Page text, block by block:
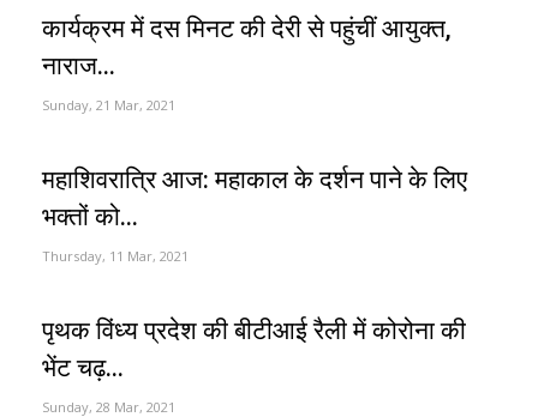
कार्यक्रम में दस मिनट की देरी से पहुंचीं आयुक्त,
नाराज...
Sunday, 21 Mar, 2021
महाशिवरात्रि आज: महाकाल के दर्शन पाने के लिए
भक्तों को...
Thursday, 11 Mar, 2021
पृथक विंध्य प्रदेश की बीटीआई रैली में कोरोना की
भेंट चढ़...
Sunday, 28 Mar, 2021